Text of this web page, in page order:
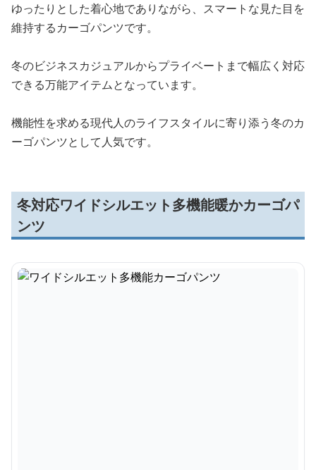
ゆったりとした着心地でありながら、スマートな見た目を
維持するカーゴパンツです。
冬のビジネスカジュアルからプライベートまで幅広く対応
できる万能アイテムとなっています。
機能性を求める現代人のライフスタイルに寄り添う冬のカ
ーゴパンツとして人気です。
冬対応ワイドシルエット多機能暖かカーゴパ
ンツ